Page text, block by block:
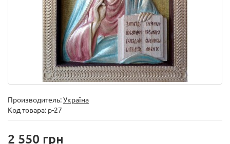
Производитель:Україна
Код товара: р-27
2 550 грн